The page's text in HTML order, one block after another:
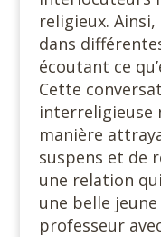
religieux.
dans
écoutant ce
Cette
interreligieuse
manière
suspens et de
une relation
une belle
professeur